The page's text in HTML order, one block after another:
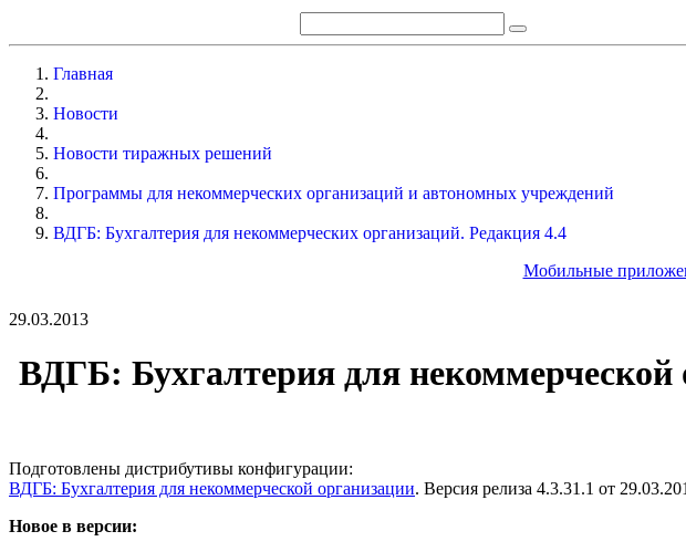
Главная
Новости
Новости тиражных решений
Программы для некоммерческих организаций и автономных учреждений
ВДГБ: Бухгалтерия для некоммерческих организаций. Редакция 4.4
Мобильные
29.03.2013
ВДГБ: Бухгалтерия для некоммерческой
Подготовлены дистрибутивы конфигурации:
ВДГБ: Бухгалтерия для некоммерческой организации. Версия релиза 4.3.31.1 от
Новое в версии: